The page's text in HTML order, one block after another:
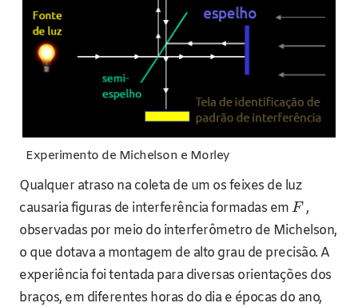
Experimento de Michelson e Morley
Qualquer atraso na coleta de um os feixes de luz
causaria figuras de interferência formadas em F,
observadas por meio do interferômetro de Michelson,
o que dotava a montagem de alto grau de precisão. A
experiência foi tentada para diversas orientações dos
braços, em diferentes horas do dia e épocas do ano,